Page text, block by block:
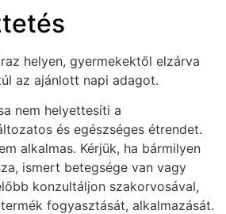
helyen, gyermekektől elzárva
az ajánlott napi adagot.
nem helyettesíti a
és egészséges étrendet.
alkalmas. Kérjük, ha bármilyen
ismert betegsége van vagy
konzultáljon szakorvosával,
fogyasztását, alkalmazását.